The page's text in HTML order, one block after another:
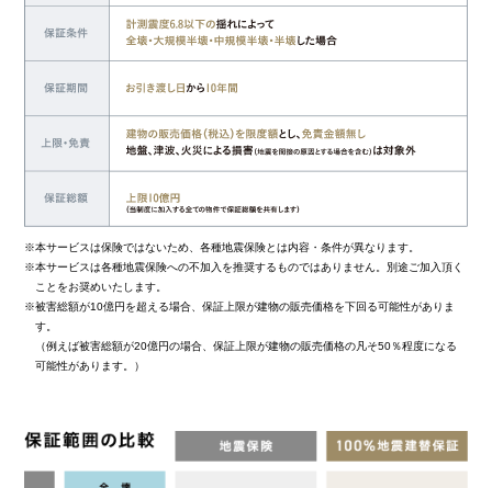
※本サービスは保険ではないため、各種地震保険とは内容・条件が異なります。
※本サービスは各種地震保険への不加入を推奨するものではありません。別途ご加入頂く
ことをお奨めいたします。
※被害総額が10億円を超える場合、保証上限が建物の販売価格を下回る可能性がありま
す。
（例えば被害総額が20億円の場合、保証上限が建物の販売価格の凡そ50％程度になる
可能性があります。）